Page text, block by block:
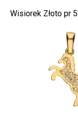
Wisiorek Złoto pr